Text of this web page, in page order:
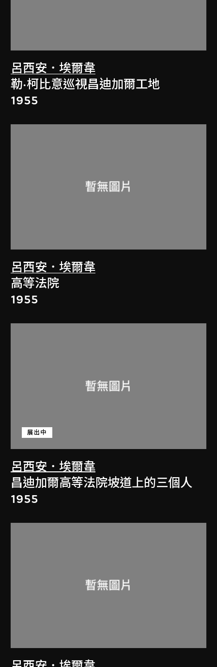
呂西安．埃爾韋
勒·柯比意巡視昌迪加爾工地
1955
呂西安．埃爾韋
高等法院
1955
呂西安．埃爾韋
展出中
昌迪加爾高等法院坡道上的三個人
1955